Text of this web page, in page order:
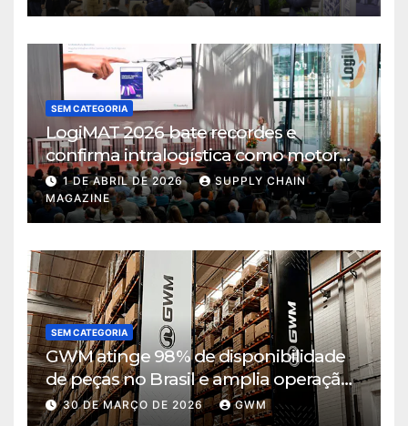
SEM CATEGORIA
LogiMAT 2026 bate recordes e
confirma intralogística como motor
de decisão em tempos de incerteza
1 DE ABRIL DE 2026
SUPPLY CHAIN
MAGAZINE
SEM CATEGORIA
GWM atinge 98% de disponibilidade
de peças no Brasil e amplia operação
logística em Cajamar
30 DE MARÇO DE 2026 GWM